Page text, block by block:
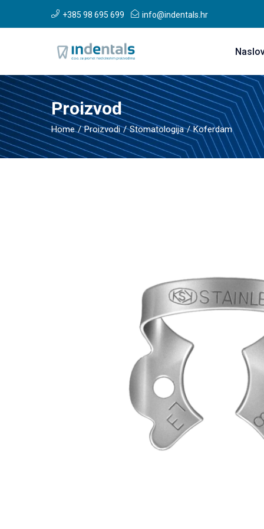
+385 98 695 699 info@indentals.hr
Proizvod
Home Proizvodi Stomatologija Koferdam